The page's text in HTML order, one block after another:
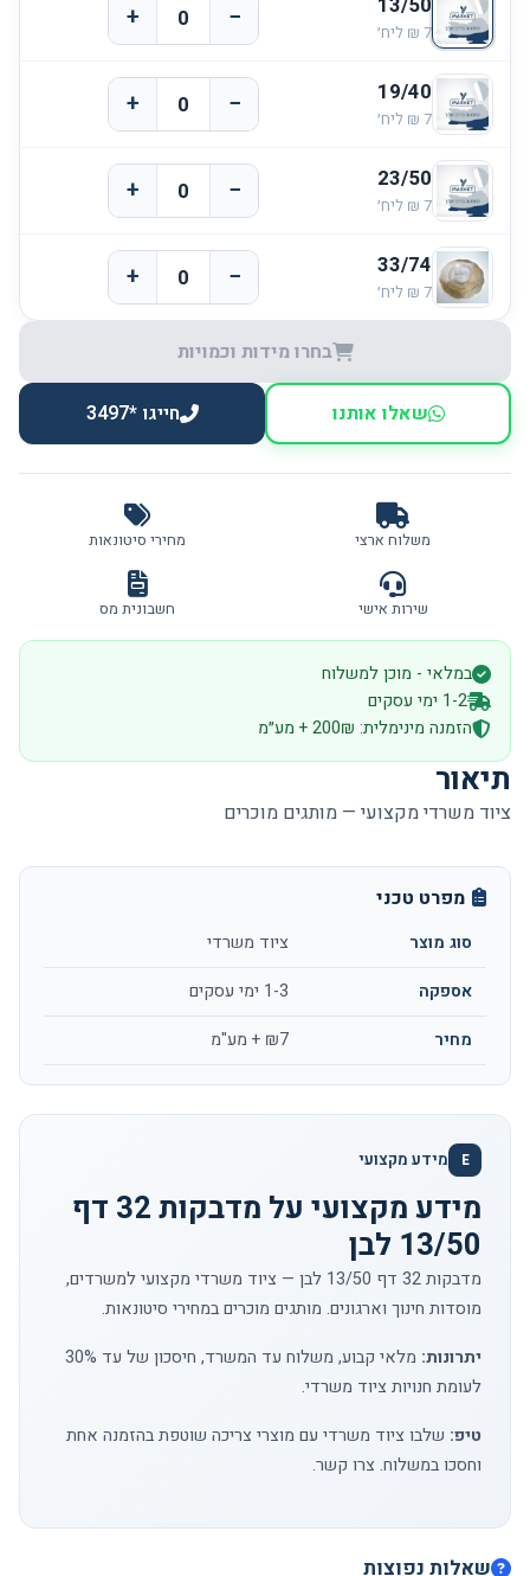
−
+
19/40
−
+
23/50
−
+
33/74
−
+
בחרו מידות וכמויות
שאלו אותנו חייגו *3497
משלוח ארצי מחירי סיטונאות
שירות אישי חשבונית מס
במלאי - מוכן למשלוח
1-2 ימי עסקים
הזמנה מינימלית: 200₪ + מע״מ
תיאור
ציוד משרדי מקצועי — מותגים מוכרים
מפרט טכני
סוג מוצר
ציוד משרדי
אספקה
1-3 ימי עסקים
מחיר
₪7 + מע"מ
E מידע מקצועי
מידע מקצועי על מדבקות 32 דף
13/50 לבן
מדבקות 32 דף 13/50 לבן — ציוד משרדי מקצועי למשרדים,
מוסדות חינוך וארגונים. מותגים מוכרים במחירי סיטונאות.
יתרונות:
מלאי קבוע, משלוח עד המשרד, חיסכון של עד 30%
לעומת חנויות ציוד משרדי.
טיפ: שלבו ציוד משרדי עם מוצרי צריכה שוטפת בהזמנה אחת
וחסכו במשלוח. צרו קשר.
שאלות נפוצות